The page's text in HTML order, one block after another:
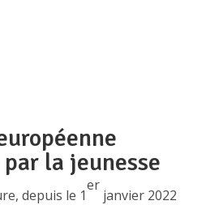
la jeunesse
depuis le 1
er
janvier 2022